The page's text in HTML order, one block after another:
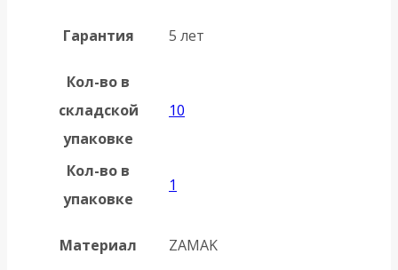
Гарантия 5 лет
Кол-во в
складской
упаковке
10
Кол-во в
упаковке
1
Материал ZAMAK